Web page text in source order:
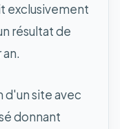
exclusivement
résultat de
d'un site avec
donnant